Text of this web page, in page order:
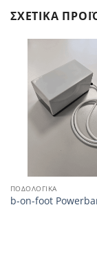
ΣΧΕΤΙΚΆ
ΠΟΔΟΛΟΓΙΚΆ
b-on-foot